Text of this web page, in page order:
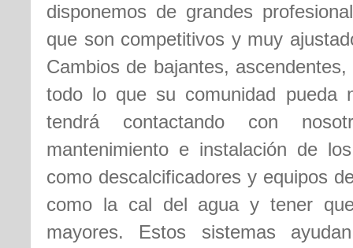
disponemos de grandes
que son competitivos y muy
Cambios de bajantes,
todo lo que su comunidad pueda
tendrá contactando con
mantenimiento e instalación de
como descalcificadores y equipos
como la cal del agua y tener
mayores. Estos sistemas